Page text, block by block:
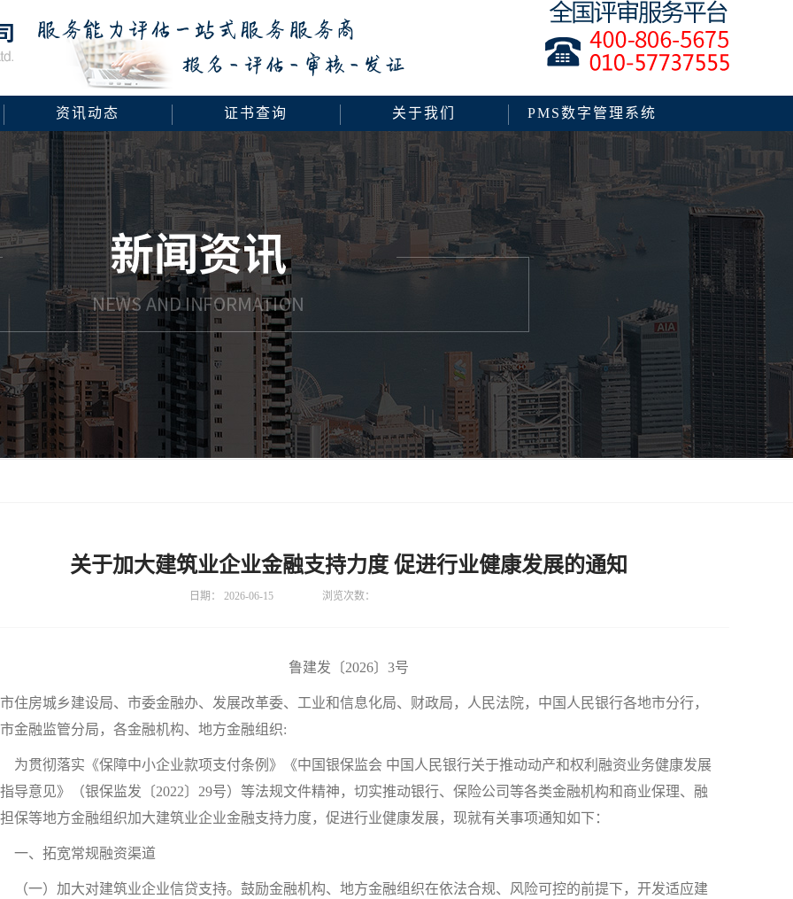
资讯动态 证书查询 关于我们 PMS数字管理系统
关于加大建筑业企业金融支持力度 促进行业健康发展的通知
日期： 2026-06-15 浏览次数：
鲁建发〔2026〕3号
住房城乡建设局、市委金融办、发展改革委、工业和信息化局、财政局，人民法院，中国人民银行各地市分行，
金融监管分局，各金融机构、地方金融组织:
贯彻落实《保障中小企业款项支付条例》《中国银保监会 中国人民银行关于推动动产和权利融资业务健康发展
导意见》（银保监发〔2022〕29号）等法规文件精神，切实推动银行、保险公司等各类金融机构和商业保理、融
保等地方金融组织加大建筑业企业金融支持力度，促进行业健康发展，现就有关事项通知如下：
、拓宽常规融资渠道
一）加大对建筑业企业信贷支持。鼓励金融机构、地方金融组织在依法合规、风险可控的前提下，开发适应建